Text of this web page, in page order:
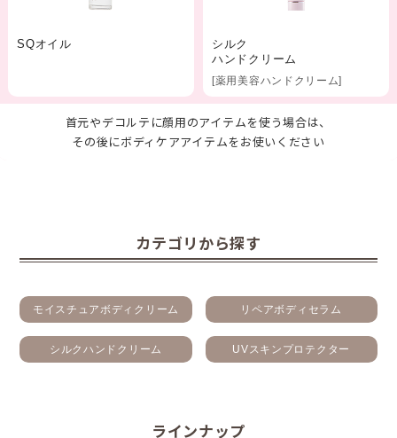
SQオイル
シルク
ハンドクリーム
[薬用美容ハンドクリーム]
首元やデコルテに顔用のアイテムを使う場合は、
その後にボディケアアイテムをお使いください
カテゴリから探す
モイスチュアボディクリーム リペアボディセラム
シルクハンドクリーム UVスキンプロテクター
ラインナップ